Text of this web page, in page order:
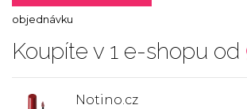
objednávku
Koupíte v 1 e-shopu od
Notino.cz